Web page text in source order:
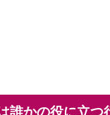
誰かの役に立つ